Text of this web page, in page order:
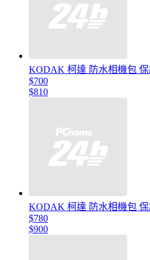
KODAK 柯達 防水相機包
$700
$810
KODAK 柯達 防水相機包
$780
$900